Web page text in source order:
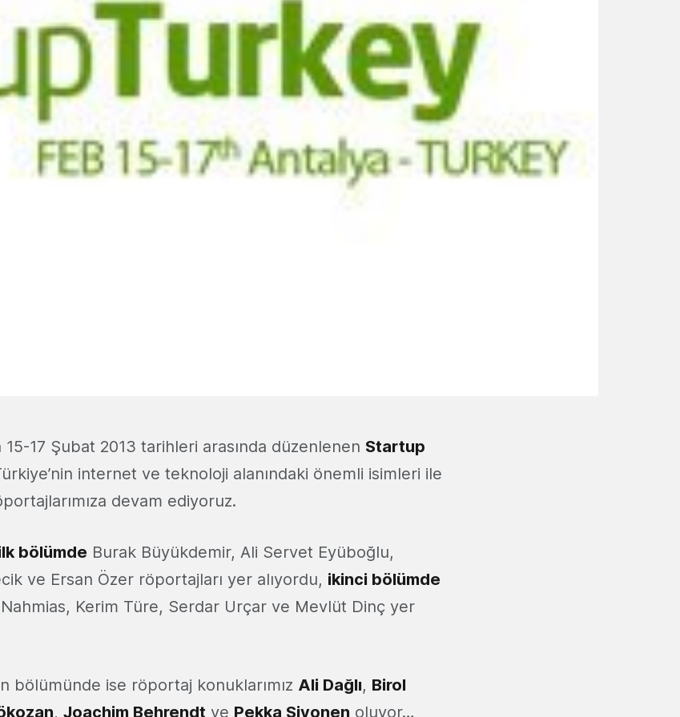
15-17 Şubat 2013 tarihleri arasında düzenlenen Startup
internet ve teknoloji alanındaki önemli isimleri ile
devam ediyoruz.
bölümde Burak Büyükdemir, Ali Servet Eyüboğlu,
ve Ersan Özer röportajları yer alıyordu, ikinci bölümde
Kerim Türe, Serdar Urçar ve Mevlüt Dinç yer
bölümünde ise röportaj konuklarımız Ali Dağlı, Birol
, Joachim Behrendt ve Pekka Sivonen oluyor…